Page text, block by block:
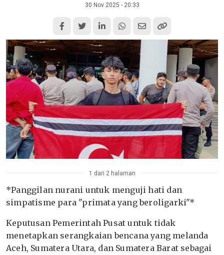
30 Nov 2025 - 20:33
1 dari 2 halaman
*Panggilan nurani untuk menguji hati dan
simpatisme para "primata yang beroligarki"*
Keputusan Pemerintah Pusat untuk tidak
menetapkan serangkaian bencana yang melanda
Aceh, Sumatera Utara, dan Sumatera Barat sebagai